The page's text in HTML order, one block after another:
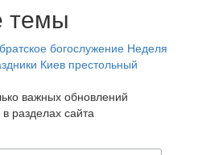
темы
братское богослужение Неделя
Киев престольный
важных обновлений
разделах сайта